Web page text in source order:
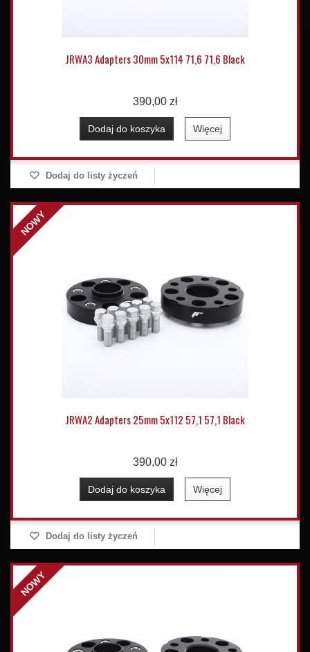
JRWA3 Adapters 30mm 5x114 71,6 71,6 Black
390,00 zł
Dodaj do koszyka Więcej
Dodaj do listy życzeń
NOWY
JRWA2 Adapters 25mm 5x112 57,1 57,1 Black
390,00 zł
Dodaj do koszyka Więcej
Dodaj do listy życzeń
NOWY